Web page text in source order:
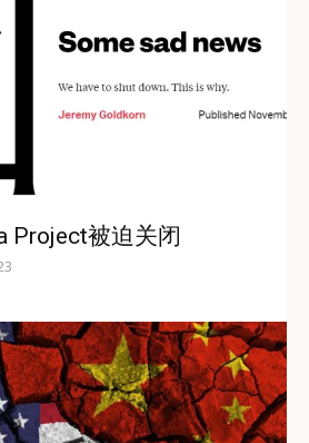
Project被迫关闭